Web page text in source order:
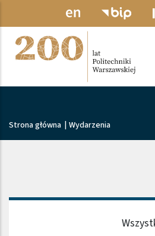
Przejdź do treści
Ścieżka nawigacyjna
Strona główna Wydarzenia